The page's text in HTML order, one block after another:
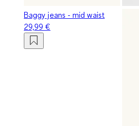
Baggy jeans - mid waist
29,99 €